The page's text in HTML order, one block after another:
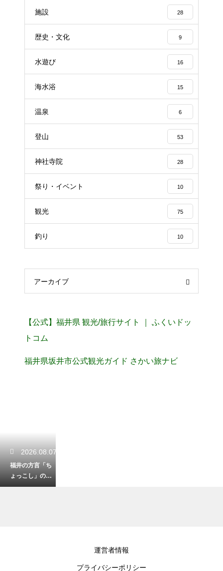
施設 28
歴史・文化 9
水遊び 16
海水浴 15
温泉 6
登山 53
神社寺院 28
祭り・イベント 10
観光 75
釣り 10
アーカイブ
【公式】福井県 観光/旅行サイト ｜ ふくいドッ
トコム
福井県坂井市公式観光ガイド さかい旅ナビ
2026.08.07
福井の方言「ち
ょっこし」の便
利な意味と使い
運営者情報
プライバシーポリシー